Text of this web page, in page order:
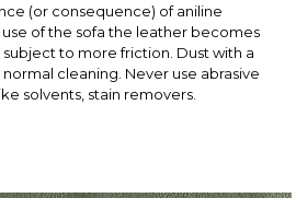
(or consequence) of aniline
of the sofa the leather becomes
to more friction. Dust with a
cleaning. Never use abrasive
solvents, stain removers.